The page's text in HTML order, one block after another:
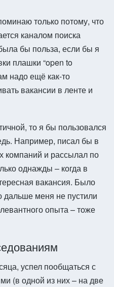
только потому, что
каналом поиска
бы польза, если бы я
плашки “open to
надо ещё как-то
вакансии в ленте и
то я бы пользовался
Например, писал бы в
компаний и рассылал по
однажды – когда в
вакансия. Было
дальше меня не пустили
опыта – тоже
успел пообщаться с
(в одной из них – на две